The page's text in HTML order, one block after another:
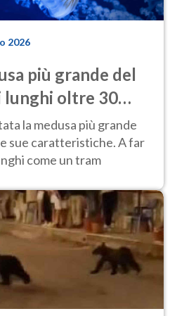
2026
più grande del
lunghi oltre 30
cittadino
la medusa più grande
sue caratteristiche. A far
come un tram